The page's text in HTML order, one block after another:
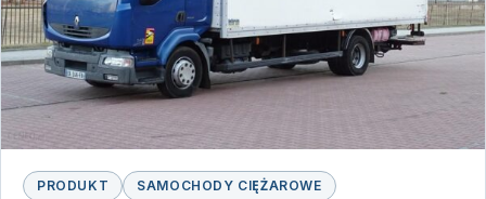
PRODUKT SAMOCHODY CIĘŻAROWE